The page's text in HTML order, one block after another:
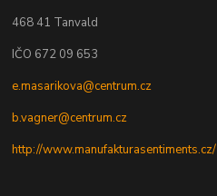
468 41 Tanvald
IČO 672 09 653
e.masarikova@centrum.cz
b.vagner@centrum.cz
http://www.manufakturasentiments.cz/